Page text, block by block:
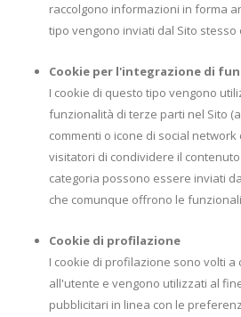
raccolgono informazioni in forma
tipo vengono inviati dal Sito
Cookie per l'integrazione di
I cookie di questo tipo vengono
funzionalità di terze parti nel Sito
commenti o icone di social
visitatori di condividere il
categoria possono essere inviati
che comunque offrono le
Cookie di profilazione
I cookie di profilazione sono volti
all'utente e vengono utilizzati al
pubblicitari in linea con le